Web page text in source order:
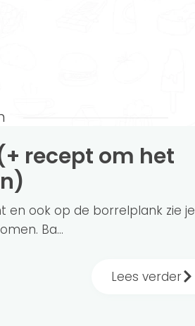
en ook op de borrelplank zie je
Ba...
Lees verder